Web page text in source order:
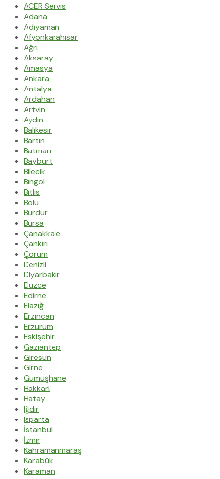
ACER Servis
Adana
Adıyaman
Afyonkarahisar
Ağrı
Aksaray
Amasya
Ankara
Antalya
Ardahan
Artvin
Aydın
Balıkesir
Bartın
Batman
Bayburt
Bilecik
Bingöl
Bitlis
Bolu
Burdur
Bursa
Çanakkale
Çankırı
Çorum
Denizli
Diyarbakır
Düzce
Edirne
Elazığ
Erzincan
Erzurum
Eskişehir
Gaziantep
Giresun
Girne
Gümüşhane
Hakkari
Hatay
Iğdır
Isparta
İstanbul
İzmir
Kahramanmaraş
Karabük
Karaman